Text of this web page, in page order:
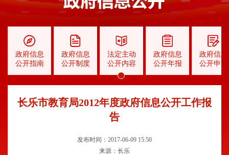
政府信息
公开指南
政府信息
公开制度
法定主动
公开内容
政府信息
公开年报
政府信息
公开申请
长乐市教育局2012年度政府信息公开工作报
告
发布时间：2017-06-09 15:50
来源：长乐